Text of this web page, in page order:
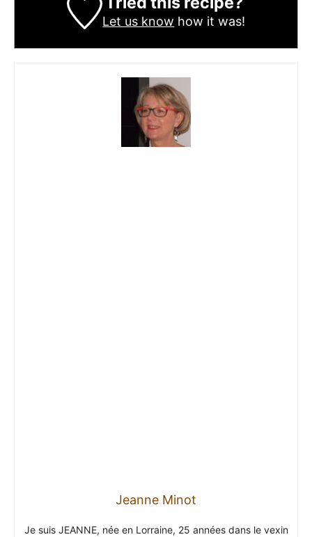
Let us know how it was!
Jeanne Minot
Je suis JEANNE, née en Lorraine, 25 années dans le vexin